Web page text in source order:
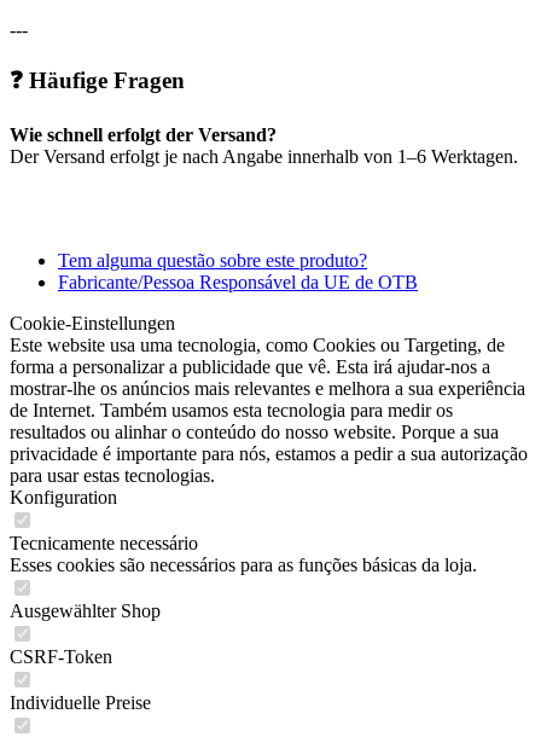
---
❓ Häufige Fragen
Wie schnell erfolgt der Versand?
Der Versand erfolgt je nach Angabe innerhalb von 1–6 Werktagen.
Tem alguma questão sobre este produto?
Fabricante/Pessoa Responsável da UE de OTB
Cookie-Einstellungen
Este website usa uma tecnologia, como Cookies ou Targeting, de
forma a personalizar a publicidade que vê. Esta irá ajudar-nos a
mostrar-lhe os anúncios mais relevantes e melhora a sua experiência
de Internet. Também usamos esta tecnologia para medir os
resultados ou alinhar o conteúdo do nosso website. Porque a sua
privacidade é importante para nós, estamos a pedir a sua autorização
para usar estas tecnologias.
Konfiguration
Tecnicamente necessário
Esses cookies são necessários para as funções básicas da loja.
Ausgewählter Shop
CSRF-Token
Individuelle Preise